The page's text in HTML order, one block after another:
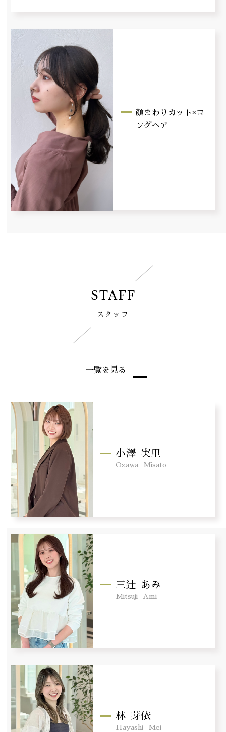
顔まわりカット×ロ
ングヘア
STAFF
スタッフ
一覧を見る
小澤 実里
Ozawa Misato
三辻 あみ
Mitsuji Ami
林 芽依
Hayashi Mei